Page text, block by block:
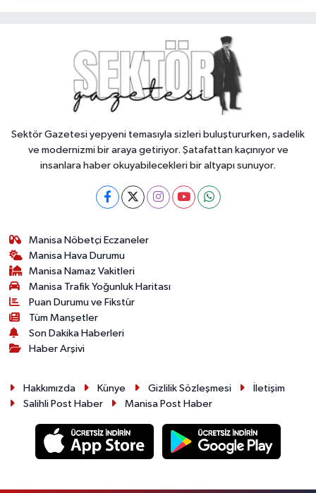
Sektör Gazetesi yepyeni temasıyla sizleri buluştururken, sadelik
ve modernizmi bir araya getiriyor. Şatafattan kaçınıyor ve
insanlara haber okuyabilecekleri bir altyapı sunuyor.
Manisa Nöbetçi Eczaneler
Manisa Hava Durumu
Manisa Namaz Vakitleri
Manisa Trafik Yoğunluk Haritası
Puan Durumu ve Fikstür
Tüm Manşetler
Son Dakika Haberleri
Haber Arşivi
Hakkımızda Künye Gizlilik Sözleşmesi
İletişim
Salihli Post Haber
Manisa Post Haber